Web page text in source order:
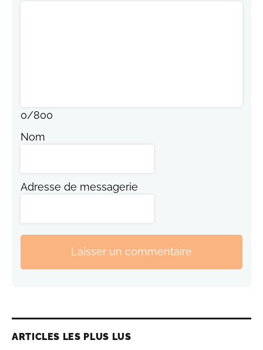
0/800
Nom
Adresse de messagerie
Laisser un commentaire
ARTICLES LES PLUS LUS